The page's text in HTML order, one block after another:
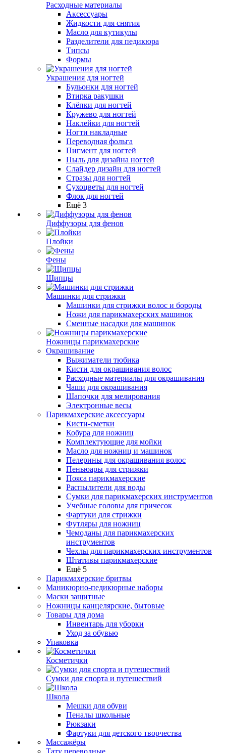
Расходные материалы
Аксессуары
Жидкости для снятия
Масло для кутикулы
Разделители для педикюра
Типсы
Формы
Украшения для ногтей
Бульонки для ногтей
Втирка ракушки
Клёпки для ногтей
Кружево для ногтей
Наклейки для ногтей
Ногти накладные
Переводная фольга
Пигмент для ногтей
Пыль для дизайна ногтей
Слайдер дизайн для ногтей
Стразы для ногтей
Сухоцветы для ногтей
Флок для ногтей
Ещё 3
Диффузоры для фенов
Плойки
Фены
Щипцы
Машинки для стрижки
Машинки для стрижки волос и бороды
Ножи для парикмахерских машинок
Сменные насадки для машинок
Ножницы парикмахерские
Окрашивание
Выжиматели тюбика
Кисти для окрашивания волос
Расходные материалы для окрашивания
Чаши для окрашивания
Шапочки для мелирования
Электронные весы
Парикмахерские аксессуары
Кисти-сметки
Кобура для ножниц
Комплектующие для мойки
Масло для ножниц и машинок
Пелерины для окрашивания волос
Пеньюары для стрижки
Пояса парикмахерские
Распылители для воды
Сумки для парикмахерских инструментов
Учебные головы для причесок
Фартуки для стрижки
Футляры для ножниц
Чемоданы для парикмахерских
инструментов
Чехлы для парикмахерских инструментов
Штативы парикмахерские
Ещё 5
Парикмахерские бритвы
Маникюрно-педикюрные наборы
Маски защитные
Ножницы канцелярские, бытовые
Товары для дома
Инвентарь для уборки
Уход за обувью
Упаковка
Косметички
Сумки для спорта и путешествий
Школа
Мешки для обуви
Пеналы школьные
Рюкзаки
Фартуки для детского творчества
Массажёры
Тату переводные